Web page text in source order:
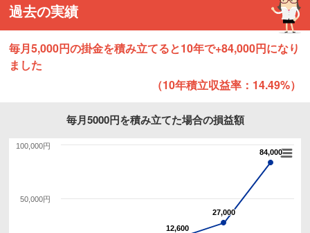
過去の実績
毎月5,000円の掛金を積み立てると10年で+84,000円になり
ました
（10年積立収益率：14.49%）
毎月5000円を積み立てた場合の損益額
12,600
12,600
27,000
27,000
84,000
84,000
50,000円
100,000円